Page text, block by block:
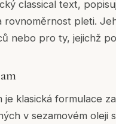
classical text,
rovnoměrnost pleti.
nebo pro ty, jejichž
je klasická formulace
v sezamovém oleji